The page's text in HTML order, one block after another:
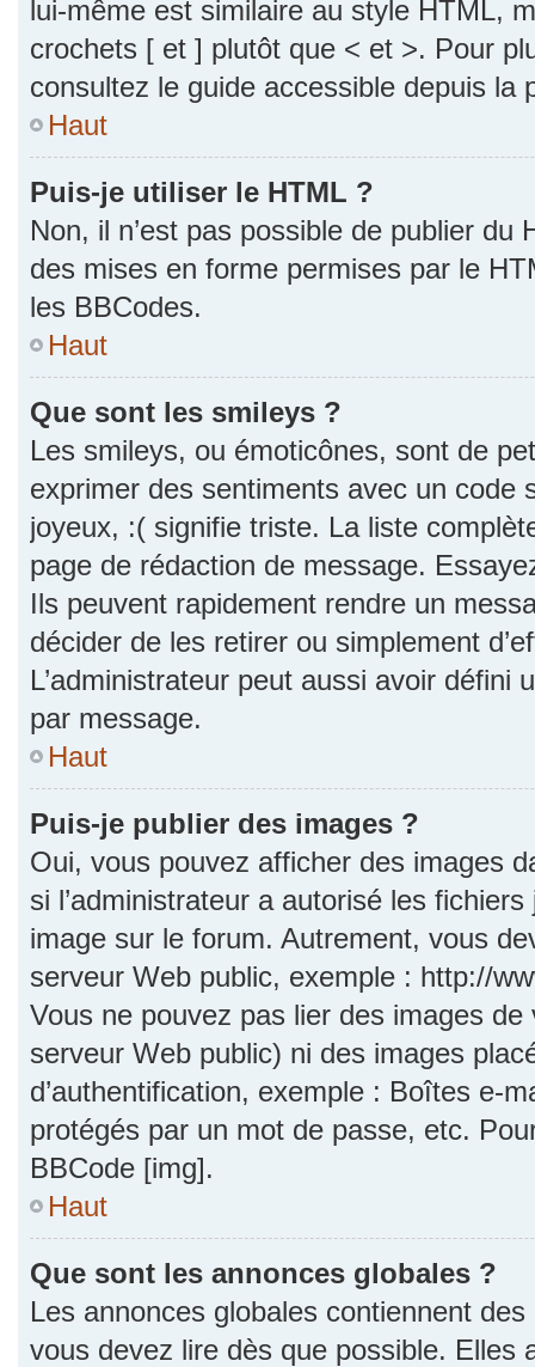
lui-même est similaire au style HTML,
crochets [ et ] plutôt que < et >. Pour
consultez le guide accessible depuis la
Haut
Puis-je utiliser le HTML ?
Non, il n’est pas possible de publier
des mises en forme permises par le
les BBCodes.
Haut
Que sont les smileys ?
Les smileys, ou émoticônes, sont de
exprimer des sentiments avec un code
joyeux, :( signifie triste. La liste
page de rédaction de message.
Ils peuvent rapidement rendre un
décider de les retirer ou simplement
L’administrateur peut aussi avoir défini
par message.
Haut
Puis-je publier des images ?
Oui, vous pouvez afficher des images
si l’administrateur a autorisé les
image sur le forum. Autrement, vous
serveur Web public, exemple : http://
Vous ne pouvez pas lier des images
serveur Web public) ni des images
d’authentification, exemple : Boîtes e-
protégés par un mot de passe, etc.
BBCode [img].
Haut
Que sont les annonces globales ?
Les annonces globales contiennent
vous devez lire dès que possible. Elles